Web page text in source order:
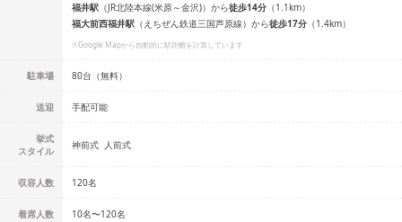
福井駅 （JR北陸本線(米原～金沢)） から徒歩14分 （1.1km）
福大前西福井駅 （ えちぜん鉄道三国芦原線） から徒歩17分 （1.4km）
※Google Mapから自動的に駅距離を計算しています
駐車場 80台（無料）
送迎 手配可能
挙式
スタイル
神前式 人前式
収容人数 120名
着席人数 10名〜120名